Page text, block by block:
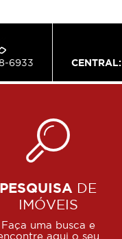
6933 CENTRAL:
PESQUISA DE
IMÓVEIS
Faça uma busca e
aqui o seu